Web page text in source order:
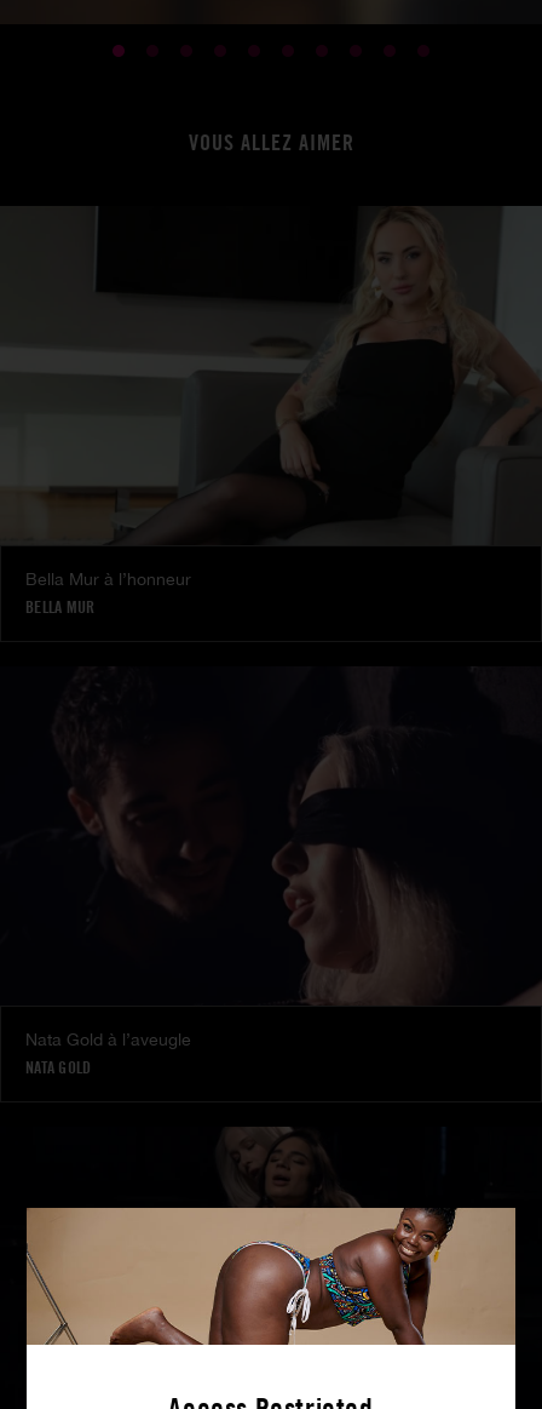
VOUS ALLEZ AIMER
Bella Mur à l’honneur
BELLA MUR
Nata Gold à l’aveugle
NATA GOLD